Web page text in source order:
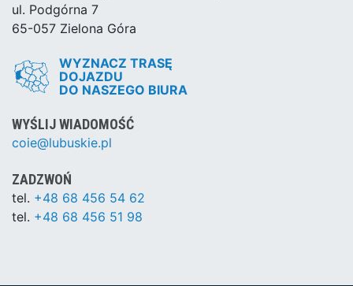
ul. Podgórna 7
65-057 Zielona Góra
WYZNACZ TRASĘ
DOJAZDU
DO NASZEGO BIURA
WYŚLIJ WIADOMOŚĆ
coie@lubuskie.pl
ZADZWOŃ
tel. +48 68 456 54 62
tel. +48 68 456 51 98